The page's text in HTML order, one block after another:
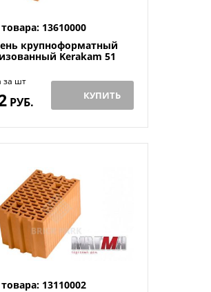
13610000
крупноформатный
Kerakam 51
за шт
РУБ. КУПИТЬ
13110002